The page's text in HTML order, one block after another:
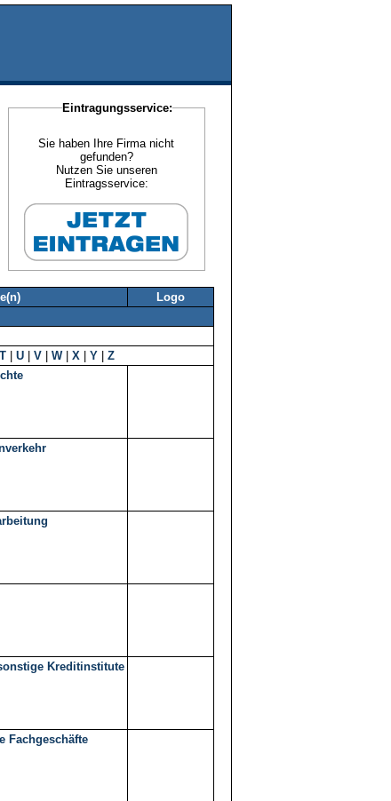
Eintragungsservice:
Sie haben Ihre Firma nicht
gefunden?
Nutzen Sie unseren
Eintragsservice:
Logo
T U V W| X Y
Z
Kreditinstitute
Fachgeschäfte